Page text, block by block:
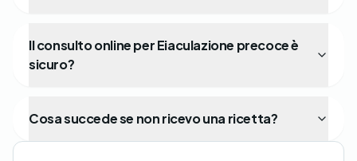
Il consulto online per Eiaculazione precoce è
sicuro?
Cosa succede se non ricevo una ricetta?